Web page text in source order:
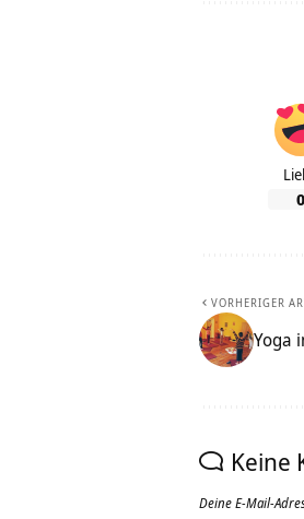
0
VORHERIGER
Yoga
Keine
Deine E-Mail-